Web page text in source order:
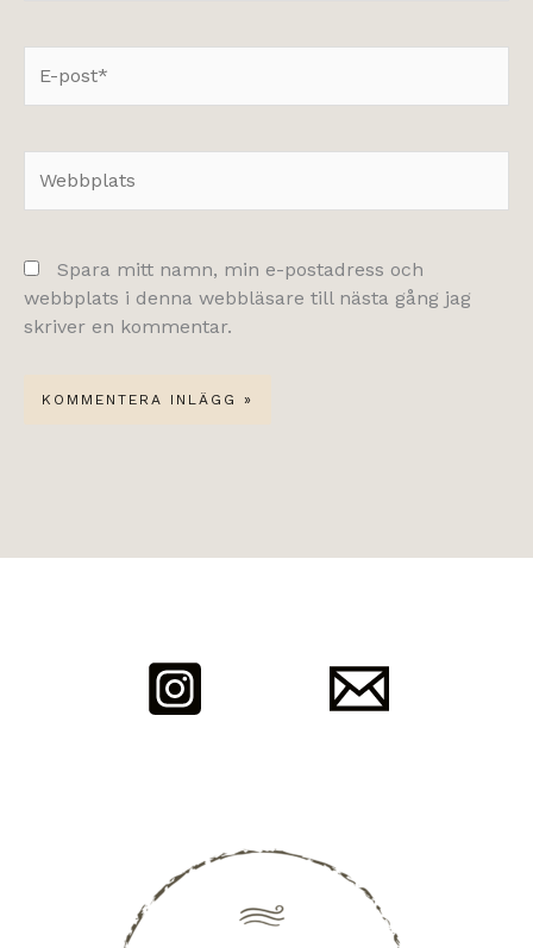
post*
Spara mitt namn, min e-postadress och
webbplats i denna webbläsare till nästa gång jag
skriver en kommentar.